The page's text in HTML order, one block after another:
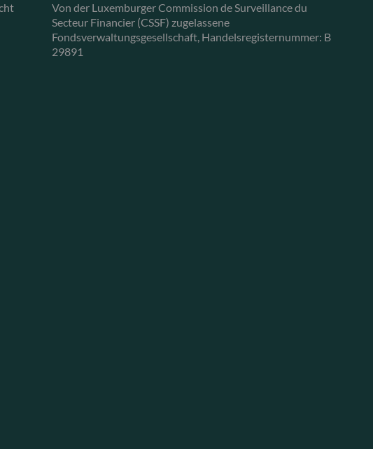
Von der Luxemburger Commission de Surveillance du
Secteur Financier (CSSF) zugelassene
Fondsverwaltungsgesellschaft, Handelsregisternummer: B
29891